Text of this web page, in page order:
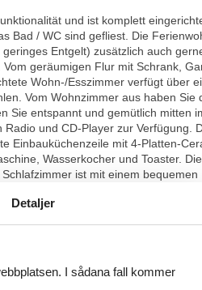
und ist komplett
Bad / WC sind gefliest. Die
Entgelt) zusätzlich auch
geräumigen Flur mit Schrank,
Wohn-/Esszimmer verfügt über
Vom Wohnzimmer aus haben Sie
Sie entspannt und gemütlich mitten
und CD-Player zur Verfügung.
Einbauküchenzeile mit 4-Platten-
Wasserkocher und Toaster.
ist mit einem bequemen
für eine weitere 3.
Waschbecken und WC sowie eine
Eingangsbereich der Wohnung
dem Haus parken, Ihre
bei einem Fahrradverleih in der
ist im Interesse unserer
von den o.g. Vorgaben
Detaljer
I sådana fall kommer